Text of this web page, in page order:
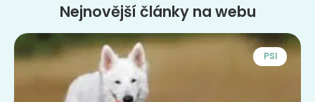
Nejnovější články na webu
PSI